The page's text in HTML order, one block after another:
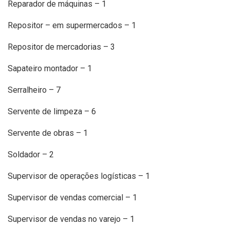
Reparador de máquinas – 1
Repositor – em supermercados – 1
Repositor de mercadorias – 3
Sapateiro montador – 1
Serralheiro – 7
Servente de limpeza – 6
Servente de obras – 1
Soldador – 2
Supervisor de operações logísticas – 1
Supervisor de vendas comercial – 1
Supervisor de vendas no varejo – 1